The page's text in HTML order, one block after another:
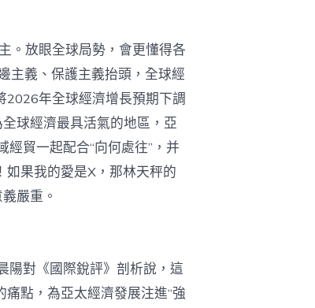
。放眼全球局勢，會更懂得各
主義、保護主義抬頭，全球經
2026年全球經濟增長預期下調
球經濟最具活氣的地區，亞
貿一起配合“向何處往”，并
果我的愛是X，那林天秤的
嚴重。
陽對《國際銳評》剖析說，這
點，為亞太經濟發展注進“強